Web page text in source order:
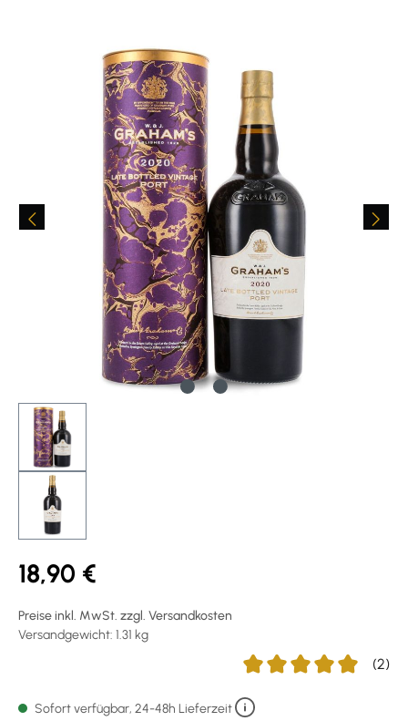
18,90 €
Preise inkl. MwSt. zzgl. Versandkosten
Versandgewicht: 1.31 kg
(2)
Sofort verfügbar, 24-48h Lieferzeit